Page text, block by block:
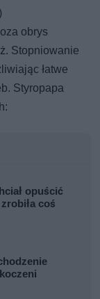
obrys
Stopniowanie
łatwe
Styropapa
opuścić
coś